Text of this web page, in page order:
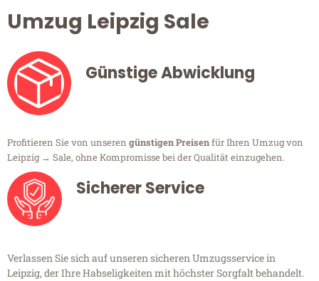
Umzug Leipzig Sale
Günstige Abwicklung
Profitieren Sie von unseren günstigen Preisenfür Ihren Umzug von
Leipzig → Sale, ohne Kompromisse bei der Qualität einzugehen.
Sicherer Service
Verlassen Sie sich auf unseren sicheren Umzugsservice in
Leipzig, der Ihre Habseligkeiten mit höchster Sorgfalt behandelt.